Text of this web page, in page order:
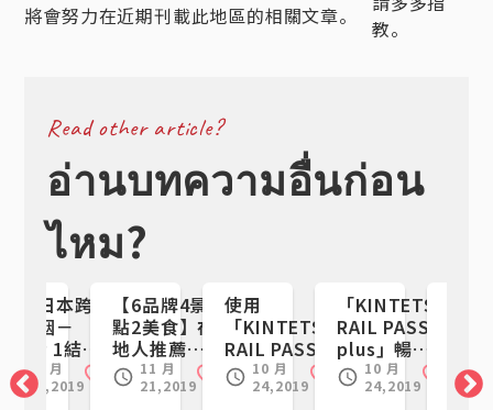
將會努力在近期刊載此地區的相關文章。
教。
Read other article?
อ่านบทความอื่นก่อน
ไหม?
Clip
台灣日本跨
國婚姻－
STEP 1結婚
登記台灣篇
11 月
15,2019
Clip
【6品牌4景
點2美食】在
地人推薦！
銀座經濟實
惠一日遊
11 月
21,2019
Clip
使用
「KINTETSU
RAIL PASS
plus」暢遊
三重＆奈良！
10 月
24,2019
Clip
「KINTETSU
RAIL PASS
plus」暢遊
三重＆奈良！
第1天
10 月
24,2019
Clip
統
嘗